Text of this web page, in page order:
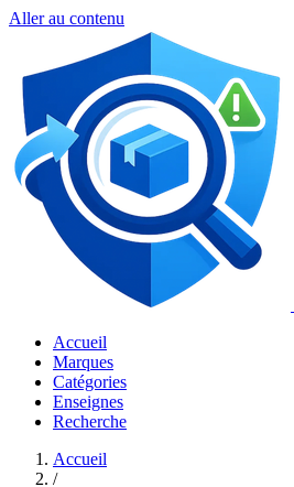
Aller au contenu
Accueil
Marques
Catégories
Enseignes
Recherche
Accueil
/